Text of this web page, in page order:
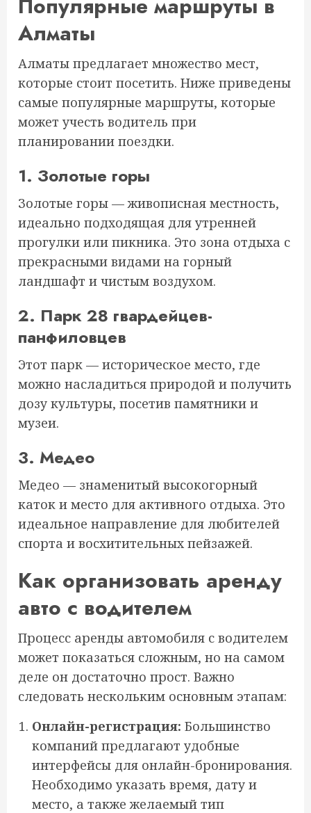
Алматы
Алматы предлагает множество мест,
которые стоит посетить. Ниже приведены
самые популярные маршруты, которые
может учесть водитель при
планировании поездки.
1. Золотые горы
Золотые горы — живописная местность,
идеально подходящая для утренней
прогулки или пикника. Это зона отдыха с
прекрасными видами на горный
ландшафт и чистым воздухом.
2. Парк 28 гвардейцев-
панфиловцев
Этот парк — историческое место, где
можно насладиться природой и получить
дозу культуры, посетив памятники и
музеи.
3. Медео
Медео — знаменитый высокогорный
каток и место для активного отдыха. Это
идеальное направление для любителей
спорта и восхитительных пейзажей.
Как организовать аренду
авто с водителем
Процесс аренды автомобиля с водителем
может показаться сложным, но на самом
деле он достаточно прост. Важно
следовать нескольким основным этапам:
Онлайн-регистрация: Большинство
компаний предлагают удобные
интерфейсы для онлайн-бронирования.
Необходимо указать время, дату и
место, а также желаемый тип